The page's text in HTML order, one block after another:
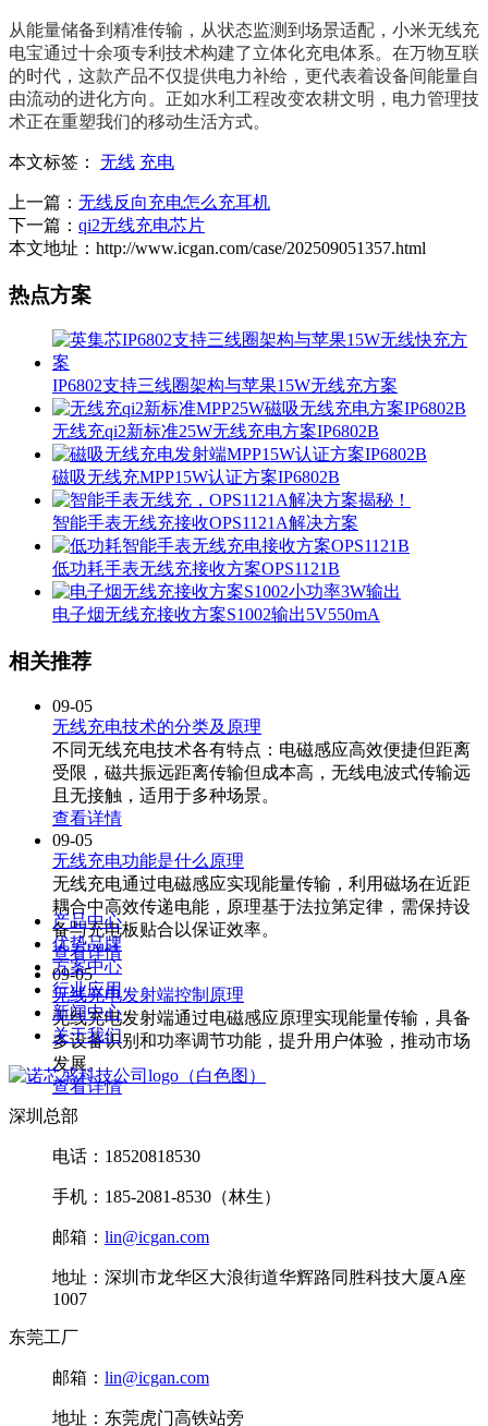
从能量储备到精准传输，从状态监测到场景适配，小米无线充
电宝通过十余项专利技术构建了立体化充电体系。在万物互联
的时代，这款产品不仅提供电力补给，更代表着设备间能量自
由流动的进化方向。正如水利工程改变农耕文明，电力管理技
术正在重塑我们的移动生活方式。
本文标签： 无线 充电
上一篇： 无线反向充电怎么充耳机
下一篇： qi2无线充电芯片
本文地址：http://www.icgan.com/case/202509051357.html
热点方案
IP6802支持三线圈架构与苹果15W无线充方案
无线充qi2新标准25W无线充电方案IP6802B
磁吸无线充MPP15W认证方案IP6802B
智能手表无线充接收OPS1121A解决方案
低功耗手表无线充接收方案OPS1121B
电子烟无线充接收方案S1002输出5V550mA
相关推荐
09-05
无线充电技术的分类及原理
不同无线充电技术各有特点：电磁感应高效便捷但距离
受限，磁共振远距离传输但成本高，无线电波式传输远
且无接触，适用于多种场景。
查看详情
09-05
无线充电功能是什么原理
无线充电通过电磁感应实现能量传输，利用磁场在近距
耦合中高效传递电能，原理基于法拉第定律，需保持设
备与充电板贴合以保证效率。
查看详情
09-05
无线充电发射端控制原理
无线充电发射端通过电磁感应原理实现能量传输，具备
多设备识别和功率调节功能，提升用户体验，推动市场
发展。
查看详情
产品中心
优势品牌
方案中心
行业应用
新闻中心
关于我们
深圳总部
电话：18520818530
手机：185-2081-8530（林生）
邮箱： lin@icgan.com
地址：深圳市龙华区大浪街道华辉路同胜科技大厦A座
1007
东莞工厂
邮箱： lin@icgan.com
地址：东莞虎门高铁站旁